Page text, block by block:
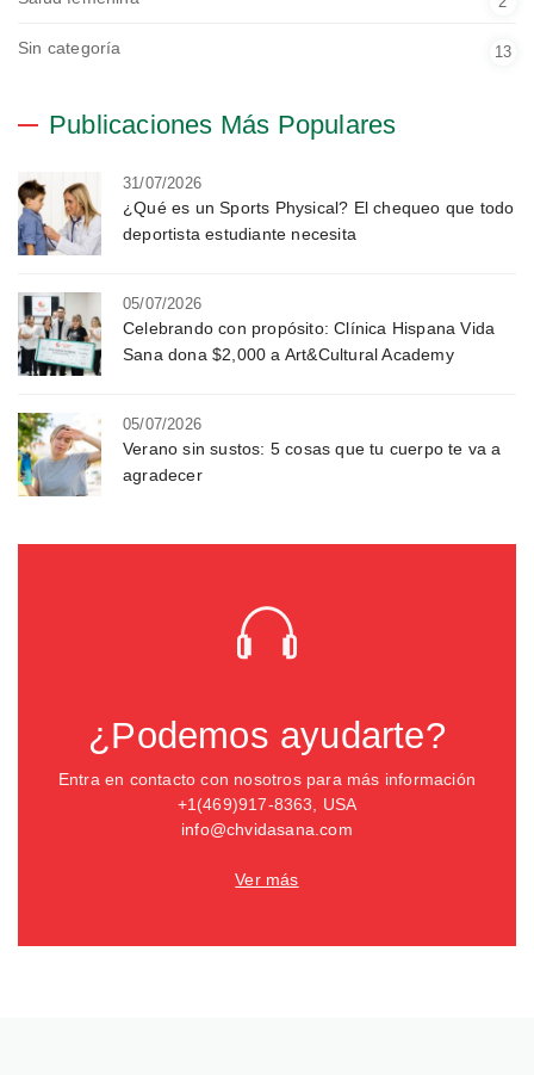
Sin categoría 13
Publicaciones Más Populares
31/07/2026
¿Qué es un Sports Physical? El chequeo que todo
deportista estudiante necesita
05/07/2026
Celebrando con propósito: Clínica Hispana Vida
Sana dona $2,000 a Art&Cultural Academy
05/07/2026
Verano sin sustos: 5 cosas que tu cuerpo te va a
agradecer
¿Podemos ayudarte?
Entra en contacto con nosotros para más información
+1(469)917-8363, USA
info@chvidasana.com
Ver más